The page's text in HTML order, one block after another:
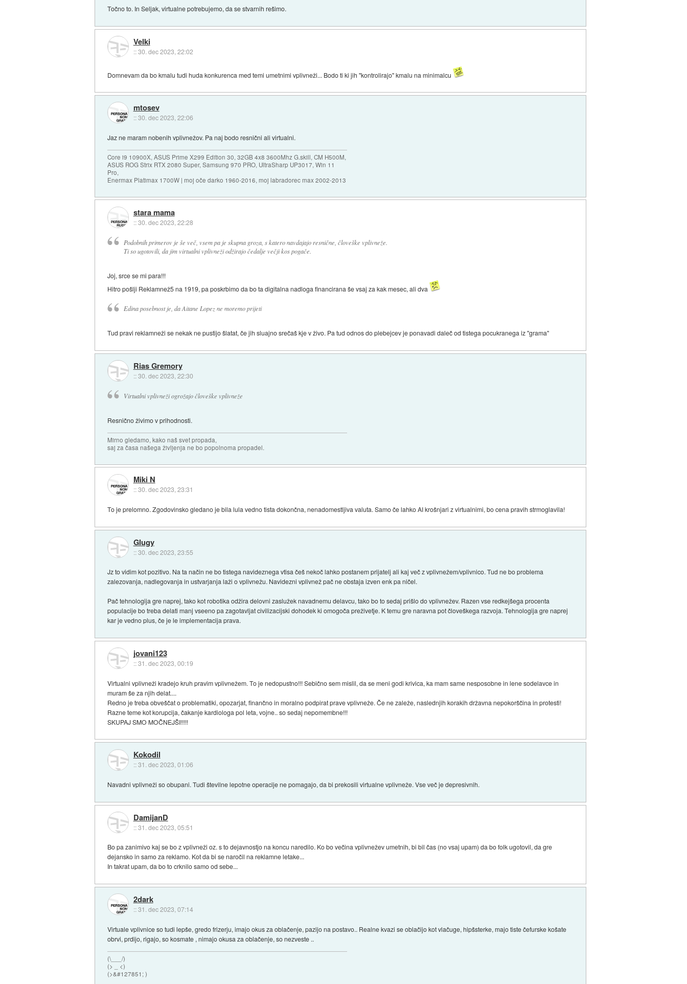
Točno to. In Seljak, virtualne potrebujemo, da se stvarnih rešimo.
Velki
::30. dec 2023, 22:02
Domnevam da bo kmalu tudi huda konkurenca med temi umetnimi vplivneži... Bodo ti ki jih "kontrolirajo" kmalu na minimalcu
mtosev
::30. dec 2023, 22:06
Jaz ne maram nobenih vplivnežov. Pa naj bodo resnični ali virtualni.
Core i9 10900X, ASUS Prime X299 Edition 30, 32GB 4x8 3600Mhz G.skill, CM H500M,
ASUS ROG Strix RTX 2080 Super, Samsung 970 PRO, UltraSharp UP3017, Win 11
Pro,
Enermax Platimax 1700W | moj oče darko 1960-2016, moj labradorec max 2002-2013
stara mama
::30. dec 2023, 22:28
Podobnih primerov je še več, vsem pa je skupna groza, s katero navdajajo resnične, človeške vplivneže.
Ti so ugotovili, da jim virtualni vplivneži odžirajo čedalje večji kos pogače.
Joj, srce se mi para!!!
Hitro pošlji Reklamnež5 na 1919, pa poskrbimo da bo ta digitalna nadloga financirana še vsaj za kak mesec, ali dva
Edina posebnost je, da Aitane Lopez ne moremo prijeti
Tud pravi reklamneži se nekak ne pustijo šlatat, če jih sluajno srečaš kje v živo. Pa tud odnos do plebejcev je ponavadi daleč od tistega pocukranega iz "grama"
Rias Gremory
::30. dec 2023, 22:30
Virtualni vplivneži ogrožajo človeške vplivneže
Resnično živimo v prihodnosti.
Mirno gledamo, kako naš svet propada,
saj za časa našega življenja ne bo popolnoma propadel.
Miki N
::30. dec 2023, 23:31
To je prelomno. Zgodovinsko gledano je bila lula vedno tista dokončna, nenadomestljiva valuta. Samo če lahko AI krošnjari z virtualnimi, bo cena pravih strmoglavila!
Glugy
::30. dec 2023, 23:55
Jz to vidim kot pozitivo. Na ta način ne bo tistega navideznega vtisa češ nekoč lahko postanem prijatelj ali kaj več z vplivnežem/vplivnico. Tud ne bo problema
zalezovanja, nadlegovanja in ustvarjanja laži o vplivnežu. Navidezni vplivnež pač ne obstaja izven enk pa ničel.
Pač tehnologija gre naprej, tako kot robotika odžira delovni zaslužek navadnemu delavcu, tako bo to sedaj prišlo do vplivnežev. Razen vse redkejšega procenta
populacije bo treba delati manj vseeno pa zagotavljat civilizacijski dohodek ki omogoča preživetje. K temu gre naravna pot človeškega razvoja. Tehnologija gre naprej
kar je vedno plus, če je le implementacija prava.
jovani123
::31. dec 2023, 00:19
Virtualni vplivneži kradejo kruh pravim vplivnežem. To je nedopustno!!! Sebično sem mislil, da se meni godi krivica, ka mam same nesposobne in lene sodelavce in
muram še za njih delat....
Redno je treba obveščat o problematiki, opozarjat, finančno in moralno podpirat prave vplivneže. Če ne zaleže, naslednjih korakih državna nepokorščina in protesti!
Razne teme kot korupcija, čakanje kardiologa pol leta, vojne.. so sedaj nepomembne!!!
SKUPAJ SMO MOČNEJŠI!!!!!
Kokodil
::31. dec 2023, 01:06
Navadni vplivneži so obupani. Tudi številne lepotne operacije ne pomagajo, da bi prekosili virtualne vplivneže. Vse več je depresivnih.
DamijanD
::31. dec 2023, 05:51
Bo pa zanimivo kaj se bo z vplivneži oz. s to dejavnostjo na koncu naredilo. Ko bo večina vplivnežev umetnih, bi bil čas (no vsaj upam) da bo folk ugotovil, da gre
dejansko in samo za reklamo. Kot da bi se naročil na reklamne letake...
In takrat upam, da bo to crknilo samo od sebe...
2dark
::31. dec 2023, 07:14
Virtuale vplivnice so tudi lepše, gredo frizerju, imajo okus za oblačenje, pazijo na postavo.. Realne kvazi se oblačijo kot vlačuge, hipšsterke, majo tiste čefurske košate
obrvi, prdijo, rigajo, so kosmate , nimajo okusa za oblačenje, so nezveste ..
(\___/)
(> _ <)
(>&#127851; )